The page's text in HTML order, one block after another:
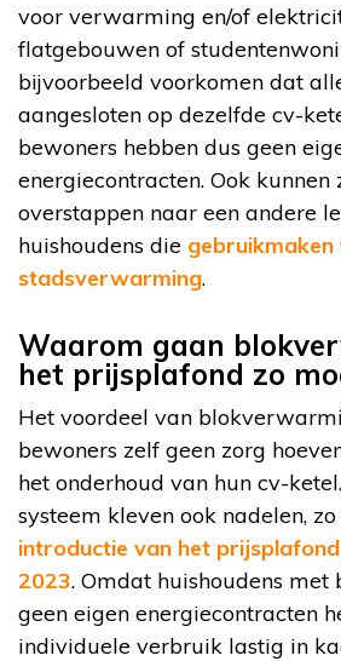
voor verwarming en/of
flatgebouwen of
bijvoorbeeld voorkomen dat
aangesloten op dezelfde cv-
bewoners hebben dus geen
energiecontracten. Ook kunnen
overstappen naar een andere
huishoudens die gebruikmaken
stadsverwarming.
Waarom gaan
het prijsplafond zo
Het voordeel van
bewoners zelf geen zorg
het onderhoud van hun cv-
systeem kleven ook nadelen,
introductie van het
2023. Omdat huishoudens
geen eigen energiecontracten
individuele verbruik lastig in